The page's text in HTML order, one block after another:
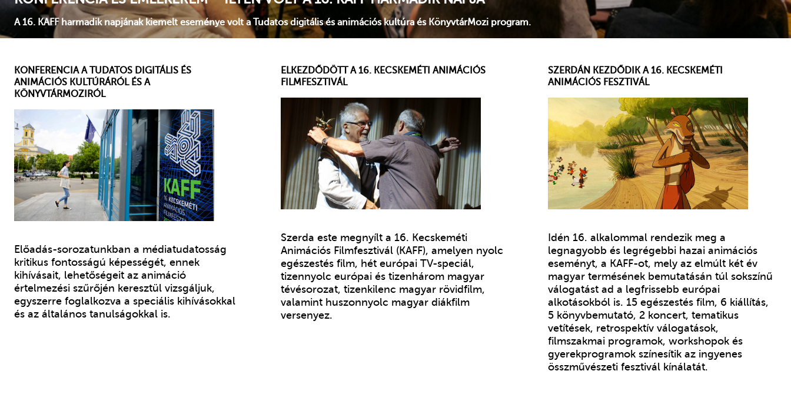
A 16. Kecskeméti Animációs Filmfesztivál második napja a könyvbemutatókról szólt.
KONFERENCIA A TUDATOS DIGITÁLIS ÉS
ANIMÁCIÓS KULTÚRÁRÓL ÉS A
KÖNYVTÁRMOZIRÓL
Előadás-sorozatunkban a médiatudatosság
kritikus fontosságú képességét, ennek
kihívásait, lehetőségeit az animáció
értelmezési szűrőjén keresztül vizsgáljuk,
egyszerre foglalkozva a speciális kihívásokkal
és az általános tanulságokkal is.
ELKEZDŐDÖTT A 16. KECSKEMÉTI ANIMÁCIÓS
FILMFESZTIVÁL
Szerda este megnyílt a 16. Kecskeméti
Animációs Filmfesztivál (KAFF), amelyen nyolc
egészestés film, hét európai TV-speciál,
tizennyolc európai és tizenhárom magyar
tévésorozat, tizenkilenc magyar rövidfilm,
valamint huszonnyolc magyar diákfilm
versenyez.
SZERDÁN KEZDŐDIK A 16. KECSKEMÉTI
ANIMÁCIÓS FESZTIVÁL
Idén 16. alkalommal rendezik meg a
legnagyobb és legrégebbi hazai animációs
eseményt, a KAFF-ot, mely az elmúlt két év
magyar termésének bemutatásán túl sokszínű
válogatást ad a legfrissebb európai
alkotásokból is. 15 egészestés film, 6 kiállítás,
5 könyvbemutató, 2 koncert, tematikus
vetítések, retrospektív válogatások,
filmszakmai programok, workshopok és
gyerekprogramok színesítik az ingyenes
összművészeti fesztivál kínálatát.